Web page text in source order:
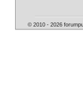
© 2010 - 2026